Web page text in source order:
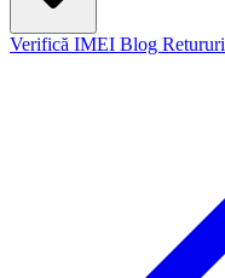
Verifică IMEI Blog Retururi